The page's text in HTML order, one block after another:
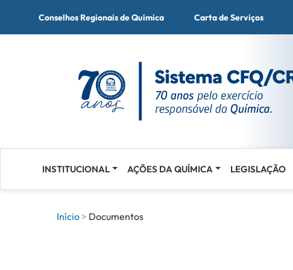
Conselhos Regionais de Química Carta de Serviços
INSTITUCIONAL AÇÕES DA QUÍMICA LEGISLAÇÃO
o
Início Documentos